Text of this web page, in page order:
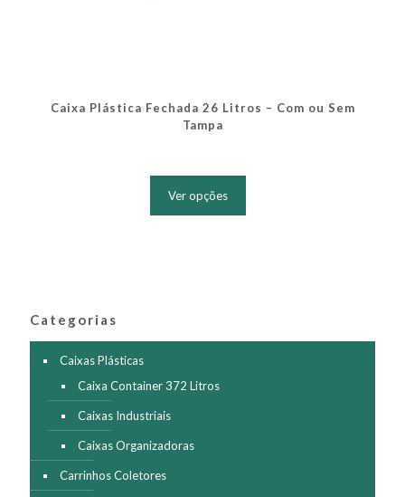
Caixa Plástica Fechada 26 Litros – Com ou Sem
Tampa
Ver opções
na
Categorias
Caixas Plásticas
Caixa Container 372 Litros
Caixas Industriais
Caixas Organizadoras
Carrinhos Coletores